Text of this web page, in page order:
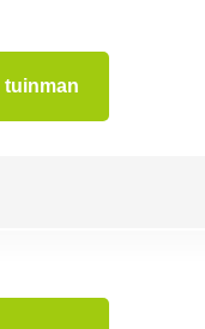
tuinman